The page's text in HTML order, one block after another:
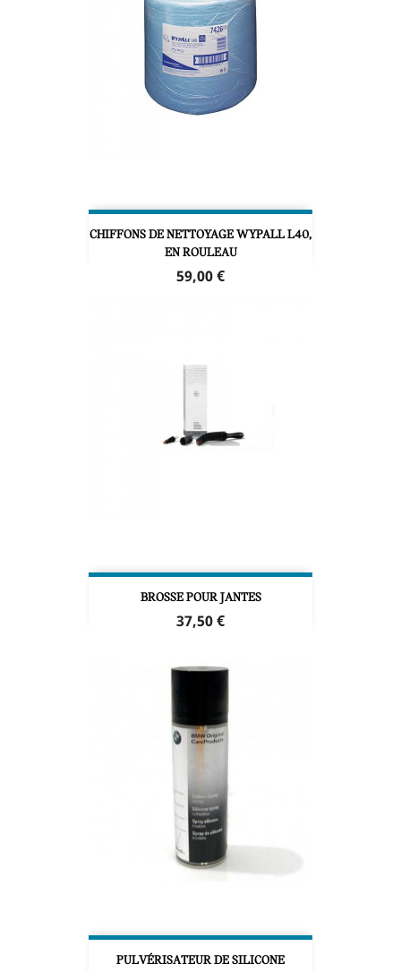
CHIFFONS DE NETTOYAGE WYPALL L40,
EN ROULEAU
Prix
59,00 €
BROSSE POUR JANTES
Prix
37,50 €
PULVÉRISATEUR DE SILICONE